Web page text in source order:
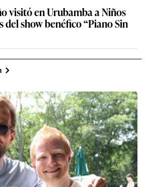
visitó en Urubamba a Niños
del show benéfico “Piano Sin